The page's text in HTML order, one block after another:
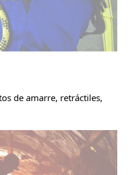
de amarre, retráctiles,